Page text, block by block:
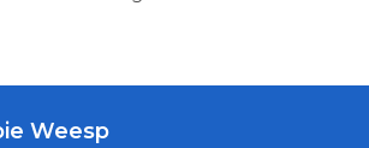
Weesp